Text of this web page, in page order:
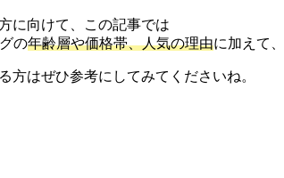
に向けて、この記事では
の年齢層や価格帯、人気の理由に加えて、
方はぜひ参考にしてみてくださいね。